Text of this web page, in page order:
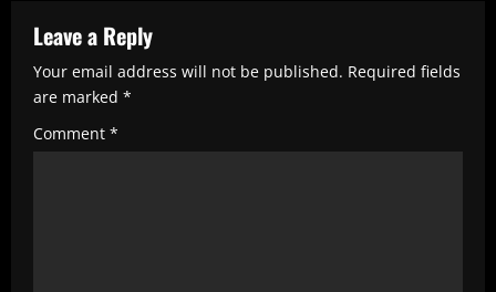
e
R
e
a
Leave a Reply
Your email address will not be published. Required fields
are marked *
Comment *